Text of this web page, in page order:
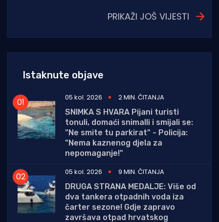
PRIKAŽI JOŠ VIJESTI
Istaknute objave
05 kol. 2026
2 MIN. ČITANJA
SNIMKA S HVARA Pijani turisti
tonuli, domaći snimalli i smijali se:
"Ne smite tu parkirat" - Policija:
"Nema kaznenog djela za
nepomaganje!"
05 kol. 2026
9 MIN. ČITANJA
DRUGA STRANA MEDALJE: Više od
dva tankera otpadnih voda iza
čarter sezone! Gdje zapravo
završava otpad hrvatskog